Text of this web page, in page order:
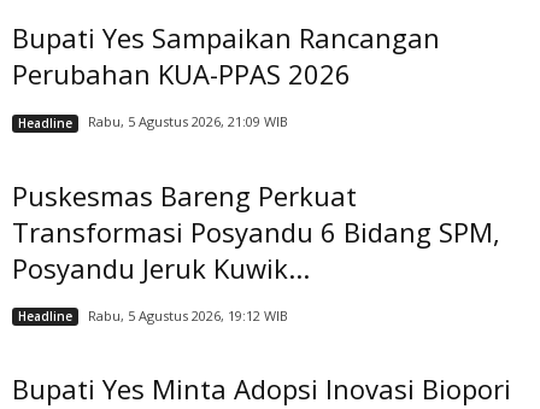
Bupati Yes Sampaikan Rancangan
Perubahan KUA-PPAS 2026
Headline Rabu, 5 Agustus 2026, 21:09 WIB
Puskesmas Bareng Perkuat
Transformasi Posyandu 6 Bidang SPM,
Posyandu Jeruk Kuwik...
Headline Rabu, 5 Agustus 2026, 19:12 WIB
Bupati Yes Minta Adopsi Inovasi Biopori